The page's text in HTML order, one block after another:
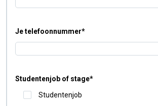
Je telefoonnummer*
Studentenjob of stage*
Studentenjob